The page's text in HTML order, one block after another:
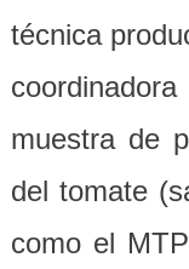
técnica
muestra de
del tomate
como el